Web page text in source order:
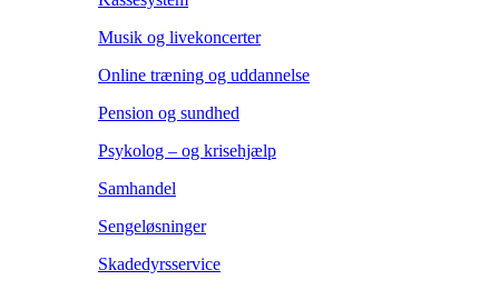
Musik og livekoncerter
Online træning og uddannelse
Pension og sundhed
Psykolog – og krisehjælp
Samhandel
Sengeløsninger
Skadedyrsservice